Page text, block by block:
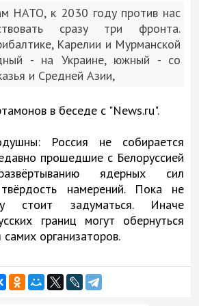
НАТО, к 2030 году против нас
сразу три фронта.
Карелии и Мурманской
- на Украине, южный - со
и Средней Азии,
в беседе с "News.ru".
Россия не собирается
прошедшие с Белоруссией
ядерных сил
намерений. Пока не
стоит задуматься. Иначе
границ могут обернуться
организаторов.